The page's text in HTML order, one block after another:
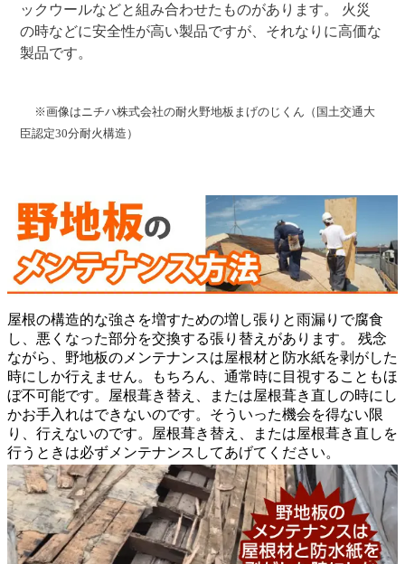
ックウールなどと組み合わせたものがあります。 火災
の時などに安全性が高い製品ですが、それなりに高価な
製品です。
※画像はニチハ株式会社の耐火野地板まげのじくん（国土交通大
臣認定30分耐火構造）
屋根の構造的な強さを増すための増し張りと雨漏りで腐食
し、悪くなった部分を交換する張り替えがあります。 残念
ながら、野地板のメンテナンスは屋根材と防水紙を剥がした
時にしか行えません。もちろん、通常時に目視することもほ
ぼ不可能です。屋根葺き替え、または屋根葺き直しの時にし
かお手入れはできないのです。そういった機会を得ない限
り、行えないのです。屋根葺き替え、または屋根葺き直しを
行うときは必ずメンテナンスしてあげてください。